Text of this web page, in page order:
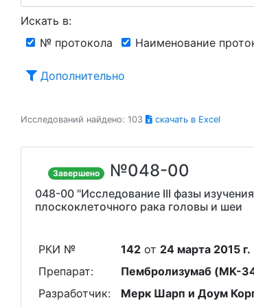
Искать в:
№ протокола
Наименование
Дополнительно
Исследований найдено: 103 скачать в Excel
Завершено №048-00
048-00 "Исследование III фазы
плоскоклеточного рака головы и шеи
РКИ № 142от 24 марта 2015 г.
Препарат:
Пембролизумаб (MK-
Разработчик:
Мерк Шарп и Доум